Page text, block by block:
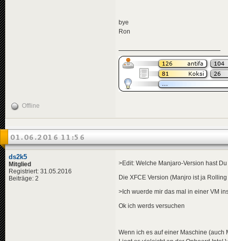
bye
Ron
Offline
01.06.2016 11:56
ds2k5
Mitglied
Registriert: 31.05.2016
Beiträge: 2
>Edit: Welche Manjaro-Version hast
Die XFCE Version (Manjro ist ja
>Ich wuerde mir das mal in einer VM
Ok ich werds versuchen
Wenn ich es auf einer Maschine (auch